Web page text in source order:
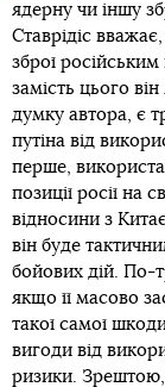
ядерну чи іншу
Ставрідіс
зброї
замість цього
думку автора, є
путіна від
перше,
позиції росії на
відносини з
він буде
бойових дій. По-
якщо її масово
такої самої
вигоди від
ризики. Зрештою,